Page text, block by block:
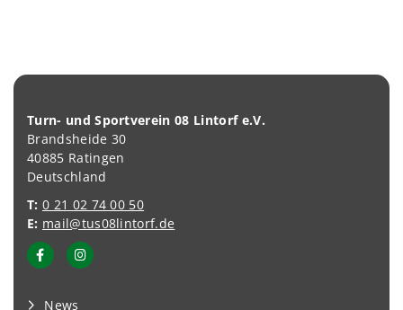
Turn- und Sportverein 08 Lintorf e.V.
Brandsheide 30
40885 Ratingen
Deutschland
T: 0 21 02 74 00 50
E: mail@tus08lintorf.de
News